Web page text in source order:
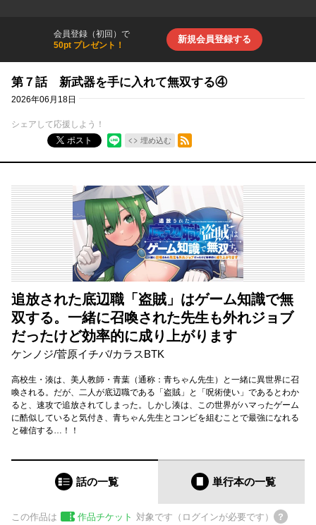
会員登録（初回）で
50pt プレゼント！
新規会員登録する
第７話 新武器を手に入れて無双する④
2026年06月18日
シェアして応援しよう！
ポスト
埋め込む
RSSフィード
追放された底辺職「盗賊」はゲーム知識で無
双する。一緒に召喚された先生も外れジョブ
だったけど効率的に成り上がります
ケンノジ/菅原イチバ/カラスBTK
高校生・湊は、美人教師・青葉（通称：青ちゃん先生）と一緒に異世界に召
喚される。だが、二人が底辺職である「盗賊」と「呪術使い」であるとわか
ると、速攻で追放されてしまった。しかし湊は、この世界がハマったゲーム
に酷似していると気付き、青ちゃん先生とコンビを組むことで最強になれる
と確信する…！！
話の一覧 単行本の一覧
この作品は 作品チケット 対象です（ログインが必要です）